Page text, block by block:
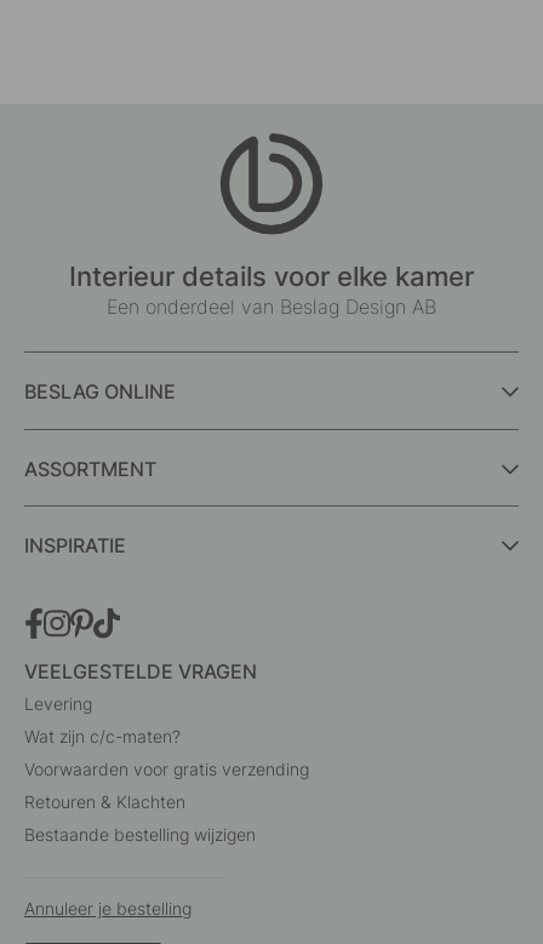
Interieur details voor elke kamer
Een onderdeel van Beslag Design AB
BESLAG ONLINE
ASSORTMENT
INSPIRATIE
VEELGESTELDE VRAGEN
Levering
Wat zijn c/c-maten?
Voorwaarden voor gratis verzending
Retouren & Klachten
Bestaande bestelling wijzigen
Annuleer je bestelling